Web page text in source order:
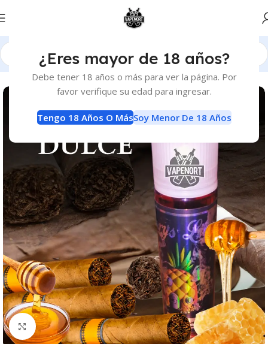
¿Eres mayor de 18 años?
Debe tener 18 años o más para ver la página. Por
favor verifique su edad para ingresar.
Tengo 18 Años O MásSoy Menor De 18 Años
Inicio E-Liquids E-Liquids
Haga clic para ampliar